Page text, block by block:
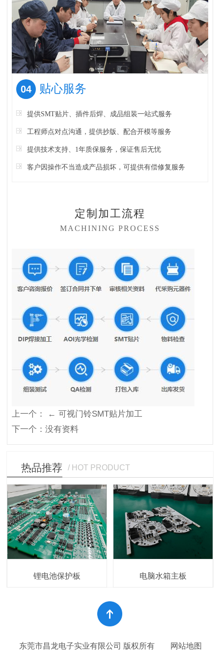
04 贴心服务
提供SMT贴片、插件后焊、成品组装一站式服务
工程师点对点沟通，提供抄版、配合开模等服务
提供技术支持、1年质保服务，保证售后无忧
客户因操作不当造成产品损坏，可提供有偿修复服务
定制加工流程
MACHINING PROCESS
上一个：
← 可视门铃SMT贴片加工
下一个：没有资料
热品推荐 / HOT PRODUCT
锂电池保护板 电脑水箱主板
东莞市昌龙电子实业有限公司 版权所有 网站地图